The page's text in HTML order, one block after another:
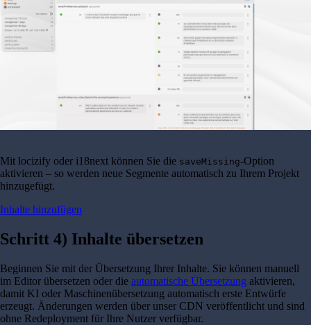
Mit locizify oder i18next können Sie die saveMissing-Option
aktivieren – so werden neue Segmente automatisch zu Ihrem Projekt
hinzugefügt.
Inhalte hinzufügen
Schritt 4) Inhalte übersetzen
Beginnen Sie mit der Übersetzung Ihrer Inhalte. Sie können manuell
im Editor übersetzen oder die automatische Übersetzung aktivieren,
damit KI oder Maschinenübersetzung automatisch erste Entwürfe
erzeugt. Änderungen werden über unser CDN veröffentlicht und sind
ohne Redeployment für Ihre Nutzer verfügbar.